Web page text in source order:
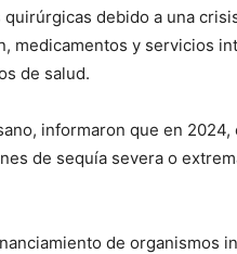
debido a una
medicamentos y servicios
de salud.
informaron que en 2024,
de sequía severa o
de organismos